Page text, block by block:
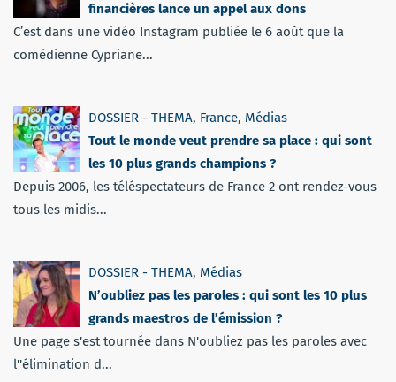
financières lance un appel aux dons
C’est dans une vidéo Instagram publiée le 6 août que la
comédienne Cypriane...
DOSSIER - THEMA, France, Médias
Tout le monde veut prendre sa place : qui sont
les 10 plus grands champions ?
Depuis 2006, les téléspectateurs de France 2 ont rendez-vous
tous les midis...
DOSSIER - THEMA, Médias
N’oubliez pas les paroles : qui sont les 10 plus
grands maestros de l’émission ?
Une page s'est tournée dans N'oubliez pas les paroles avec
l''élimination d...